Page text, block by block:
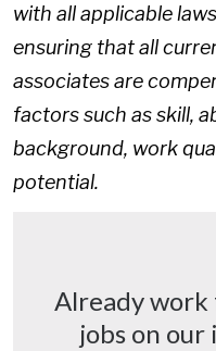
with all applicable
ensuring that all
associates are
factors such as skill,
background, work
potential.
Already work
jobs on